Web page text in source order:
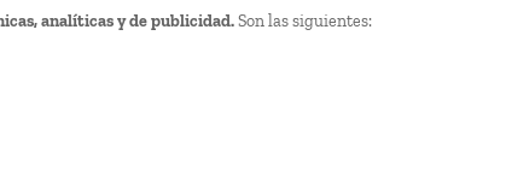
analíticas y de publicidad.Son las siguientes: